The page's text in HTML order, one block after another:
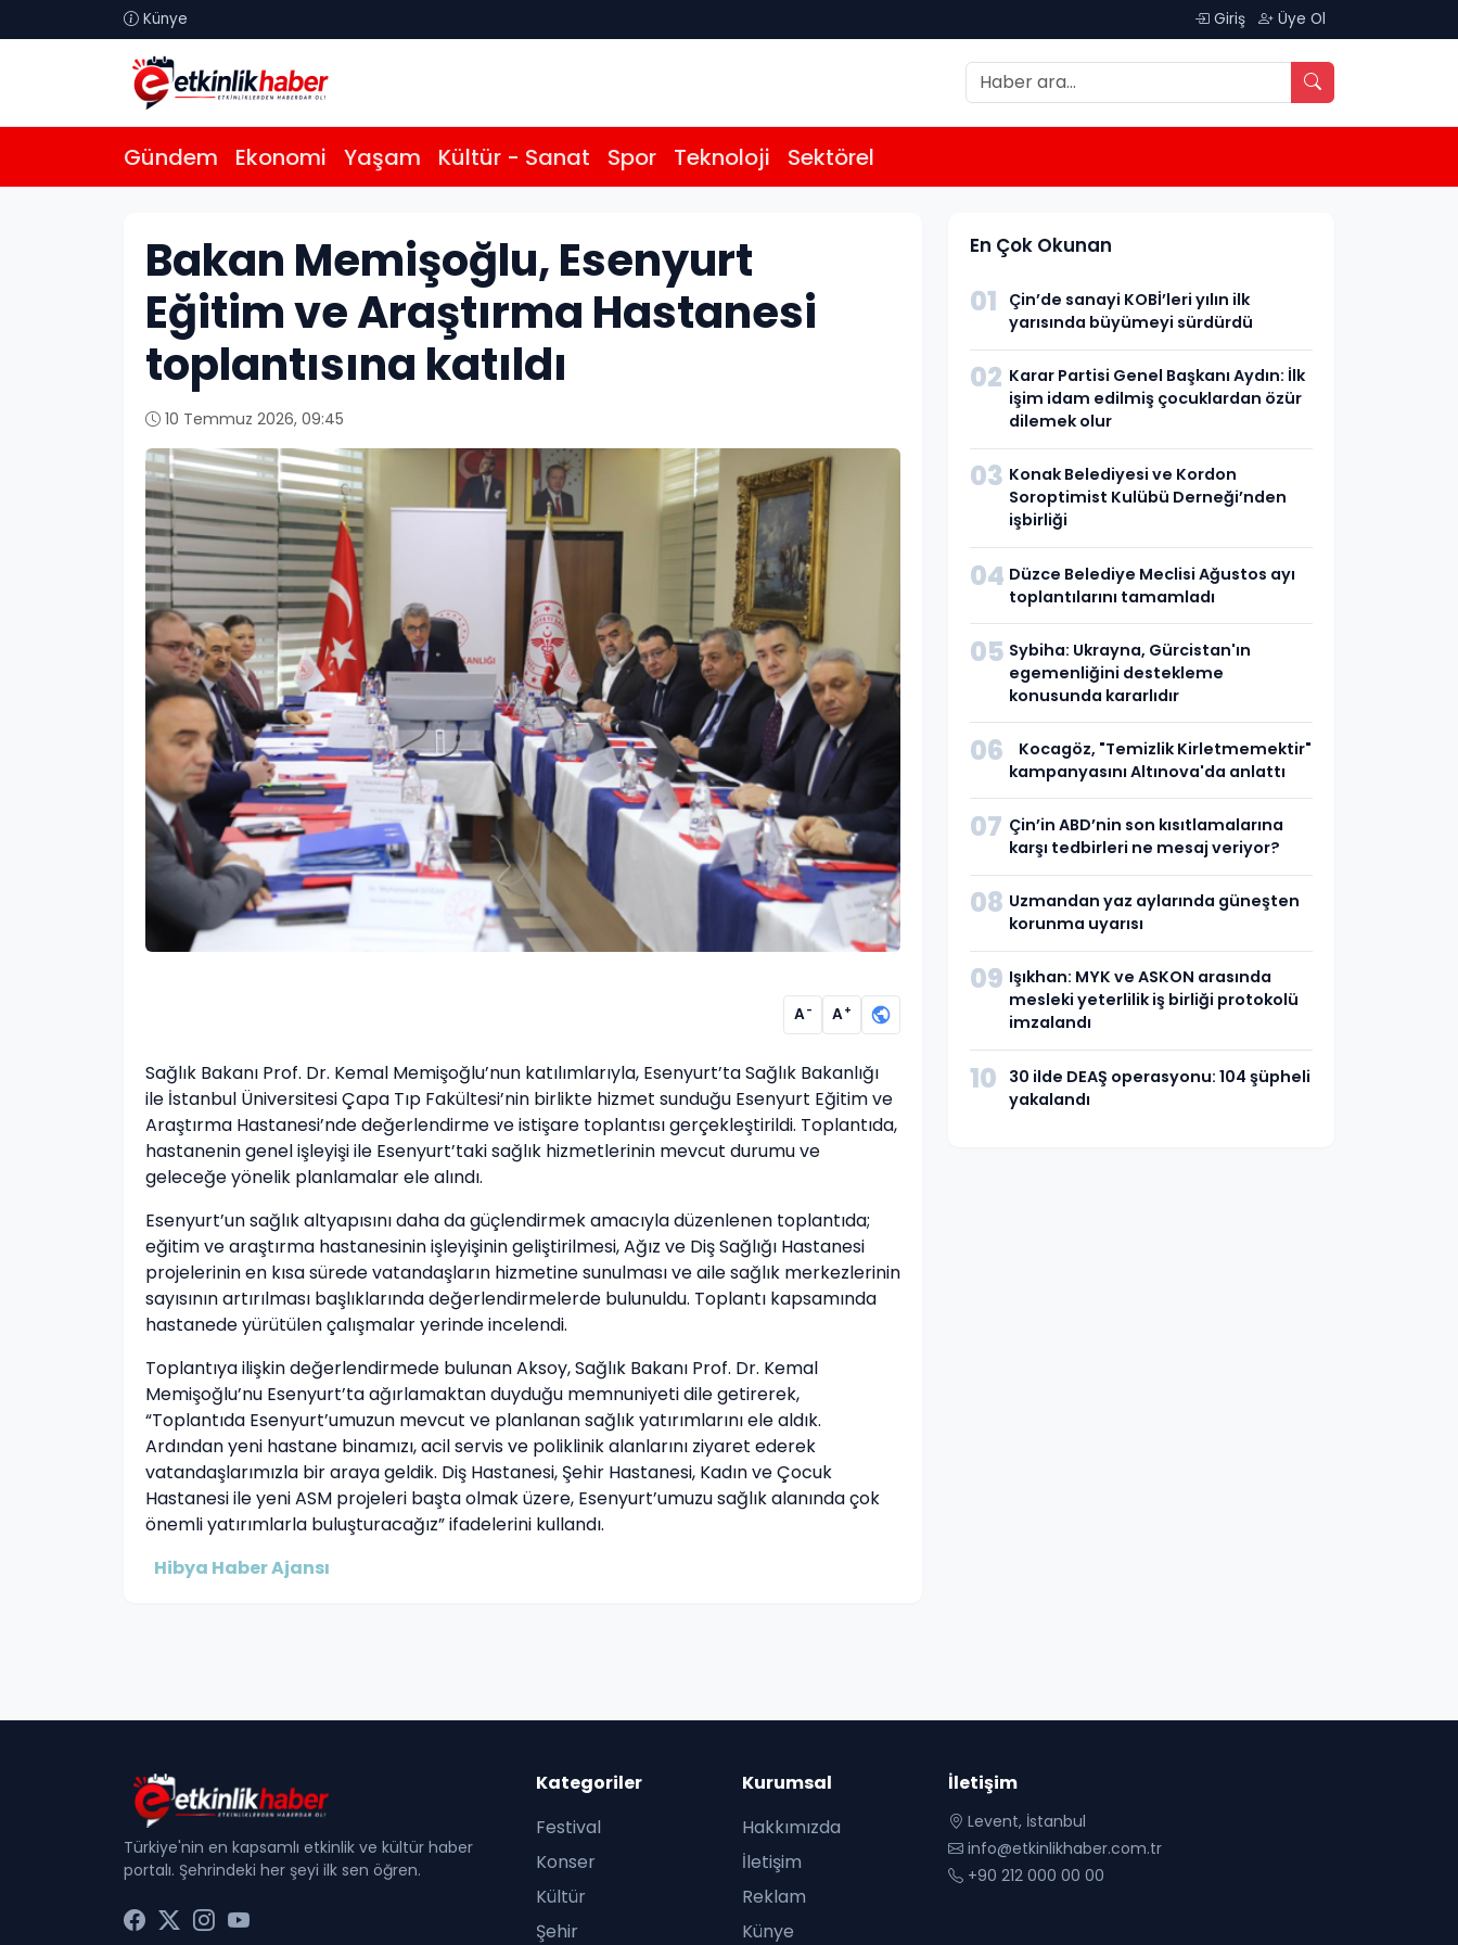
Künye Giriş Üye Ol
Gündem Ekonomi Yaşam Kültür - Sanat Spor Teknoloji Sektörel
Bakan Memişoğlu, Esenyurt
Eğitim ve Araştırma Hastanesi
toplantısına katıldı
10 Temmuz 2026, 09:45
A- A+
Sağlık Bakanı Prof. Dr. Kemal Memişoğlu’nun katılımlarıyla, Esenyurt’ta Sağlık Bakanlığı
ile İstanbul Üniversitesi Çapa Tıp Fakültesi’nin birlikte hizmet sunduğu Esenyurt Eğitim ve
Araştırma Hastanesi’nde değerlendirme ve istişare toplantısı gerçekleştirildi. Toplantıda,
hastanenin genel işleyişi ile Esenyurt’taki sağlık hizmetlerinin mevcut durumu ve
geleceğe yönelik planlamalar ele alındı.
Esenyurt’un sağlık altyapısını daha da güçlendirmek amacıyla düzenlenen toplantıda;
eğitim ve araştırma hastanesinin işleyişinin geliştirilmesi, Ağız ve Diş Sağlığı Hastanesi
projelerinin en kısa sürede vatandaşların hizmetine sunulması ve aile sağlık merkezlerinin
sayısının artırılması başlıklarında değerlendirmelerde bulunuldu. Toplantı kapsamında
hastanede yürütülen çalışmalar yerinde incelendi.
Toplantıya ilişkin değerlendirmede bulunan Aksoy, Sağlık Bakanı Prof. Dr. Kemal
Memişoğlu’nu Esenyurt’ta ağırlamaktan duyduğu memnuniyeti dile getirerek,
“Toplantıda Esenyurt’umuzun mevcut ve planlanan sağlık yatırımlarını ele aldık.
Ardından yeni hastane binamızı, acil servis ve poliklinik alanlarını ziyaret ederek
vatandaşlarımızla bir araya geldik. Diş Hastanesi, Şehir Hastanesi, Kadın ve Çocuk
Hastanesi ile yeni ASM projeleri başta olmak üzere, Esenyurt’umuzu sağlık alanında çok
önemli yatırımlarla buluşturacağız” ifadelerini kullandı.
Hibya Haber Ajansı
En Çok Okunan
01
Çin’de sanayi KOBİ’leri yılın ilk
yarısında büyümeyi sürdürdü
02 Karar Partisi Genel Başkanı Aydın: İlk
işim idam edilmiş çocuklardan özür
dilemek olur
03 Konak Belediyesi ve Kordon
Soroptimist Kulübü Derneği’nden
işbirliği
04 Düzce Belediye Meclisi Ağustos ayı
toplantılarını tamamladı
05 Sybiha: Ukrayna, Gürcistan'ın
egemenliğini destekleme
konusunda kararlıdır
06
Kocagöz, "Temizlik Kirletmemektir"
kampanyasını Altınova'da anlattı
07 Çin’in ABD’nin son kısıtlamalarına
karşı tedbirleri ne mesaj veriyor?
08 Uzmandan yaz aylarında güneşten
korunma uyarısı
09 Işıkhan: MYK ve ASKON arasında
mesleki yeterlilik iş birliği protokolü
imzalandı
10
30 ilde DEAŞ operasyonu: 104 şüpheli
yakalandı
Türkiye'nin en kapsamlı etkinlik ve kültür haber
portalı. Şehrindeki her şeyi ilk sen öğren.
Kategoriler
Festival
Konser
Kültür
Şehir
Kurumsal
Hakkımızda
İletişim
Reklam
Künye
İletişim
Levent, İstanbul
info@etkinlikhaber.com.tr
+90 212 000 00 00